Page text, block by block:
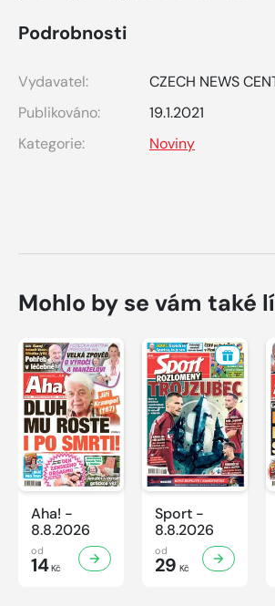
Podrobnosti
Vydavatel:
CZECH NEWS
Publikováno:
19.1.2021
Kategorie:
Noviny
Mohlo by se vám také
Aha! -
8.8.2026
od
14Kč
Sport -
8.8.2026
od
29 Kč